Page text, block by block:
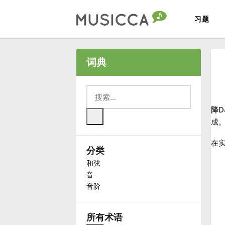
习题
Български
Deutsch
Español
词典
分类
和弦
音
音阶
所有术语
降
成
在